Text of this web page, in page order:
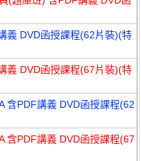
義 DVD函授課程(62片裝)(特
義 DVD函授課程(67片裝)(特
含PDF講義 DVD函授課程(62
含PDF講義 DVD函授課程(67